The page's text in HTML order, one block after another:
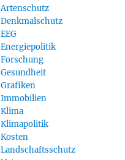
Artenschutz
Denkmalschutz
EEG
Energiepolitik
Forschung
Gesundheit
Grafiken
Immobilien
Klima
Klimapolitik
Kosten
Landschaftsschutz